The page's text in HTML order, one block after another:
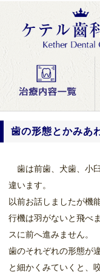
歯の形態とかみあ
歯は前歯、犬歯、小
違います。
以前お話しましたが機
行機は羽がないと飛べ
スに前へ進みません。
歯のそれぞれの形態が
と細かくみていくと、